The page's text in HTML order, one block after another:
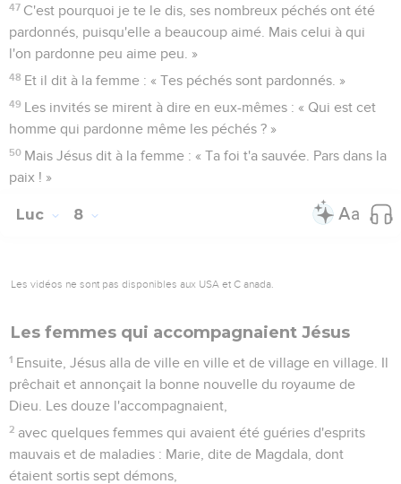
47 C'est pourquoi je te le dis, ses nombreux péchés ont été
pardonnés, puisqu'elle a beaucoup aimé. Mais celui à qui
l'on pardonne peu aime peu. »
48 Et il dit à la femme : « Tes péchés sont pardonnés. »
49 Les invités se mirent à dire en eux-mêmes : « Qui est cet
homme qui pardonne même les péchés ? »
50 Mais Jésus dit à la femme : « Ta foi t'a sauvée. Pars dans la
paix ! »
Luc 8
Les vidéos ne sont pas disponibles aux USA et C anada.
Les femmes qui accompagnaient Jésus
1 Ensuite, Jésus alla de ville en ville et de village en village. Il
prêchait et annonçait la bonne nouvelle du royaume de
Dieu. Les douze l'accompagnaient,
2 avec quelques femmes qui avaient été guéries d'esprits
mauvais et de maladies : Marie, dite de Magdala, dont
étaient sortis sept démons,